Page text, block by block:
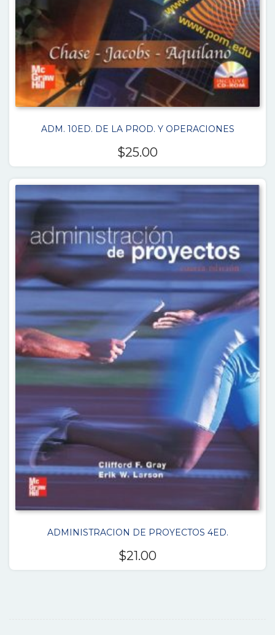
ADM. 10ED. DE LA PROD. Y OPERACIONES
$25.00
ADMINISTRACION DE PROYECTOS 4ED.
$21.00